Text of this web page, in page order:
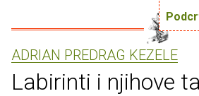
ADRIAN PREDRAG KEZELE
Labirinti i njihove